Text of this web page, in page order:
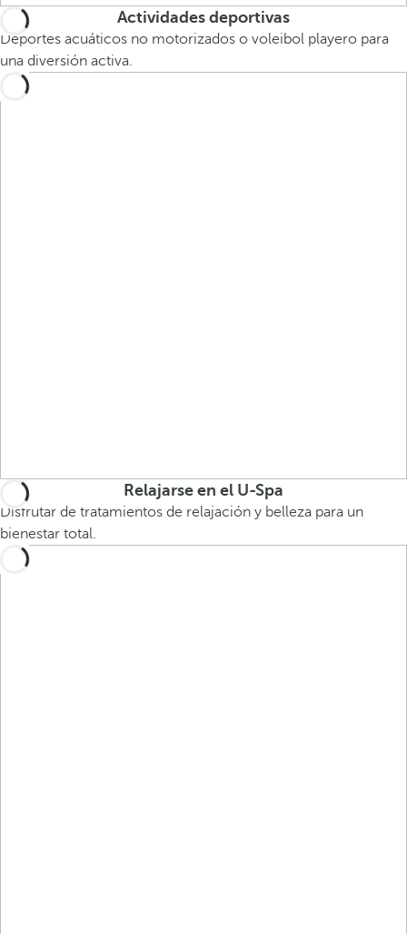
Actividades deportivas
Deportes acuáticos no motorizados o voleibol playero para
una diversión activa.
Relajarse en el U-Spa
Disfrutar de tratamientos de relajación y belleza para un
bienestar total.